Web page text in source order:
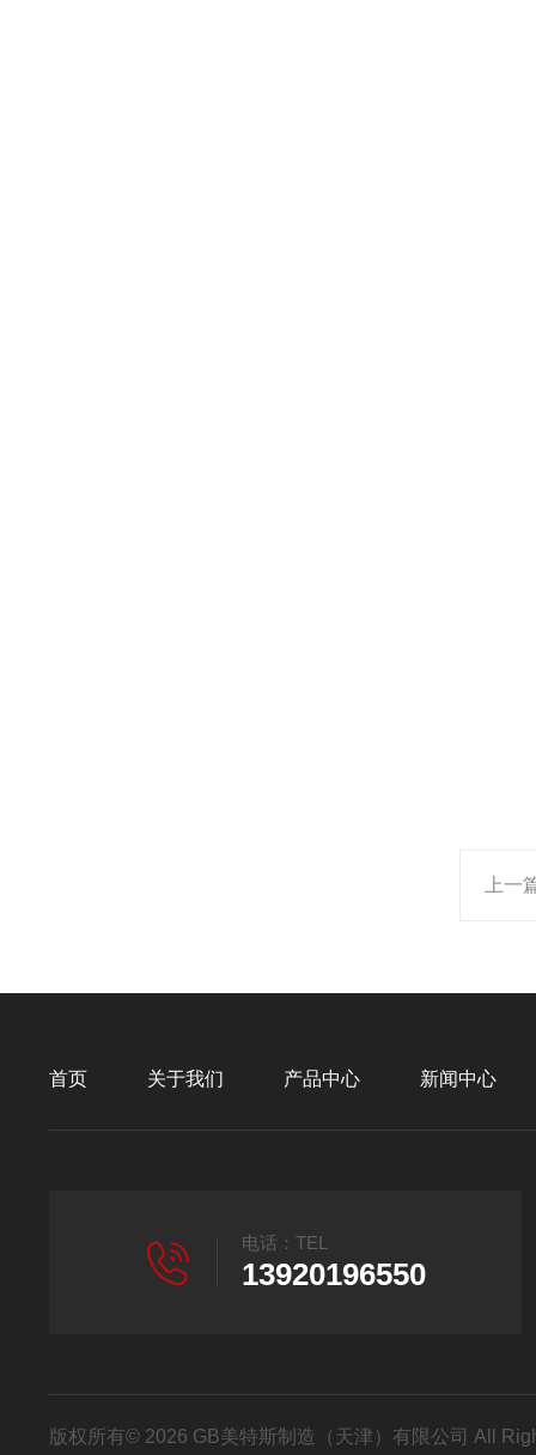
上一
首页 关于我们 产品中心 新闻中心
电话：TEL
13920196550
版权所有© 2026 GB美特斯制造（天津）有限公司 All